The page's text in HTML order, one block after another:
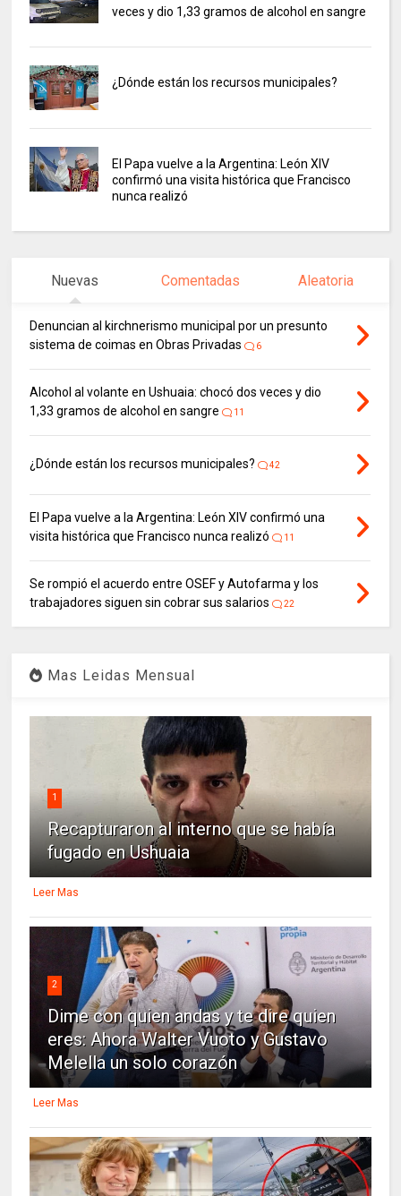
veces y dio 1,33 gramos de alcohol en sangre
¿Dónde están los recursos municipales?
El Papa vuelve a la Argentina: León XIV
confirmó una visita histórica que Francisco
nunca realizó
Nuevas Comentadas Aleatoria
Denuncian al kirchnerismo municipal por un presunto
sistema de coimas en Obras Privadas
6
Alcohol al volante en Ushuaia: chocó dos veces y dio
1,33 gramos de alcohol en sangre
11
¿Dónde están los recursos municipales? 42
El Papa vuelve a la Argentina: León XIV confirmó una
visita histórica que Francisco nunca realizó
11
Se rompió el acuerdo entre OSEF y Autofarma y los
trabajadores siguen sin cobrar sus salarios
22
Mas Leidas Mensual
1
Recapturaron al interno que se había
fugado en Ushuaia
Leer Mas
2
Dime con quien andas y te dire quien
eres: Ahora Walter Vuoto y Gustavo
Melella un solo corazón
Leer Mas